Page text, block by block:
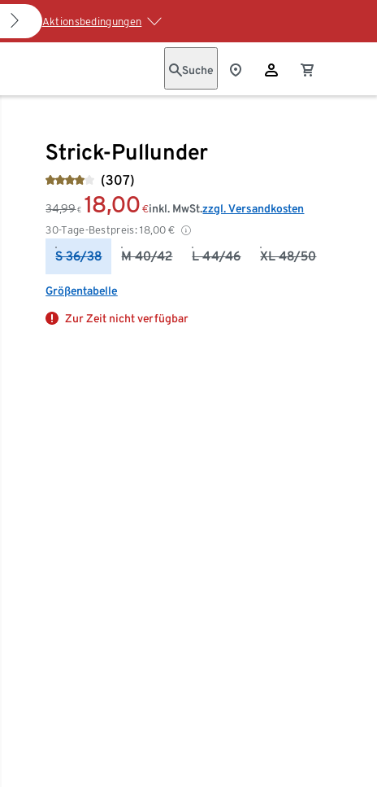
Aktionsbedingungen
Suche
Strick-Pullunder
(307)
34,99 € 18,00 €
30-Tage-Bestpreis: 18,00 €
inkl. MwSt.zzgl. Versandkosten
S 36/38 M 40/42 L 44/46 XL 48/50
Größentabelle
Zur Zeit nicht verfügbar